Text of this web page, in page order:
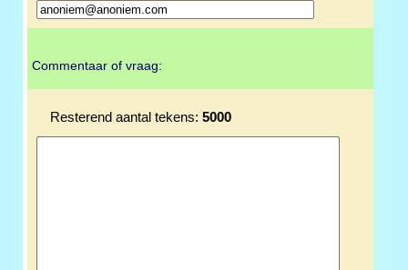
Commentaar of vraag:
Resterend aantal tekens: 5000